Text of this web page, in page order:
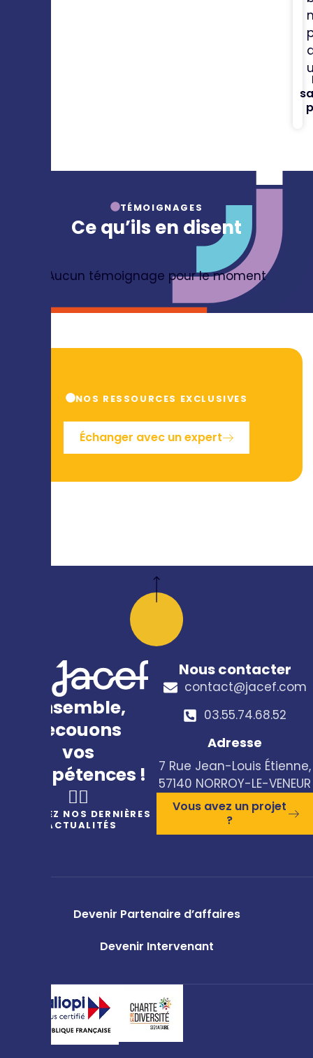
TÉMOIGNAGES
Ce qu’ils en disent
Aucun témoignage pour le moment
NOS RESSOURCES EXCLUSIVES
Échanger avec un expert
Ensemble,
secouons
vos
compétences !
🤸‍♀️
RECEVEZ NOS DERNIÈRES
ACTUALITÉS
Nous contacter
contact@jacef.com
03.55.74.68.52​
Adresse
7 Rue Jean-Louis Étienne,
57140 NORROY-LE-VENEUR
Vous avez un projet
?
Devenir Partenaire d’affaires
Devenir Intervenant